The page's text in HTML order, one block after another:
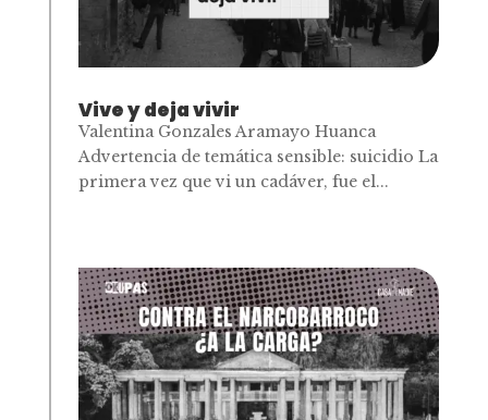
Vive y deja vivir
Valentina Gonzales Aramayo Huanca
Advertencia de temática sensible: suicidio La
primera vez que vi un cadáver, fue el...